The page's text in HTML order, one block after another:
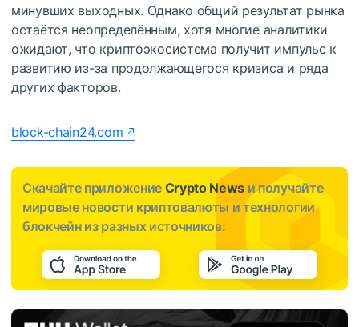
минувших выходных. Однако общий результат рынка
остаётся неопределённым, хотя многие аналитики
ожидают, что криптоэкосистема получит импульс к
развитию из-за продолжающегося кризиса и ряда
других факторов.
block-chain24.com
Скачайте приложение Crypto News и получайте
мировые новости криптовалюты и технологии
блокчейн из разных источников: